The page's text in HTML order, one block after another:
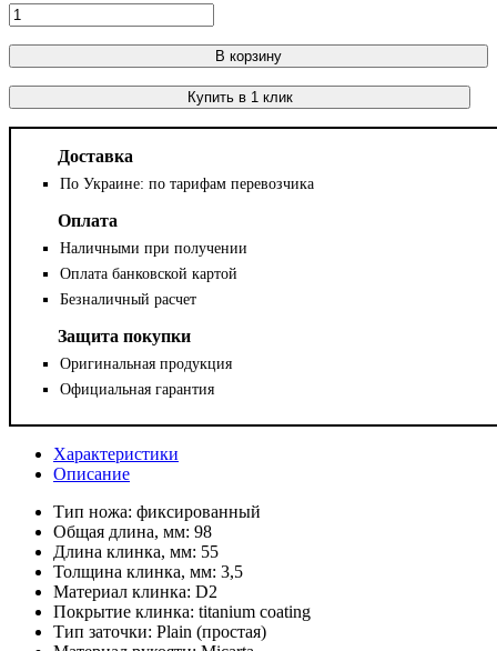
В корзину
Купить в 1 клик
Доставка
По Украине: по тарифам перевозчика
Оплата
Наличными при получении
Оплата банковской картой
Безналичный расчет
Защита покупки
Оригинальная продукция
Официальная гарантия
Характеристики
Описание
Тип ножа: фиксированный
Общая длина, мм: 98
Длина клинка, мм: 55
Толщина клинка, мм: 3,5
Материал клинка: D2
Покрытие клинка: titanium coating
Тип заточки: Plain (простая)